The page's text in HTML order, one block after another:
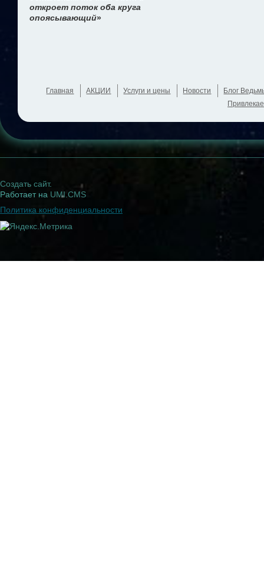
откроет поток оба круга
опоясывающий»
Главная АКЦИИ Услуги и цены Новости
Блог
Создать сайт.
Работает на UMI.CMS
Политика конфиденциальности